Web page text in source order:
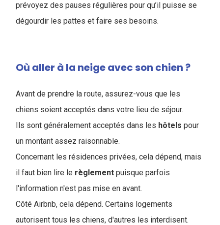
prévoyez des pauses régulières pour qu’il puisse se
dégourdir les pattes et faire ses besoins.
Où aller à la neige avec son chien ?
Avant de prendre la route, assurez-vous que les
chiens soient acceptés dans votre lieu de séjour.
Ils sont généralement acceptés dans les hôtels pour
un montant assez raisonnable.
Concernant les résidences privées, cela dépend, mais
il faut bien lire le règlement puisque parfois
l'information n'est pas mise en avant.
Côté Airbnb, cela dépend. Certains logements
autorisent tous les chiens, d'autres les interdisent.